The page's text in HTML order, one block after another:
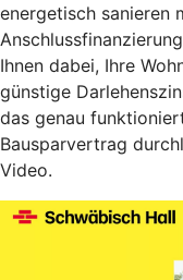
energetisch sanieren
Ihnen dabei, Ihre
günstige
das genau
Bausparvertrag
Video.